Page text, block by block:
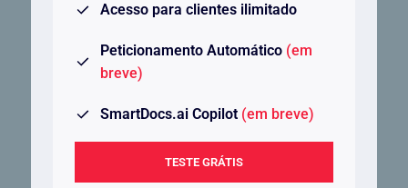
Acesso para clientes ilimitado
Peticionamento Automático (em
breve)
SmartDocs.ai Copilot (em breve)
TESTE GRÁTIS